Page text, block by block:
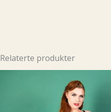
Relaterte produkter